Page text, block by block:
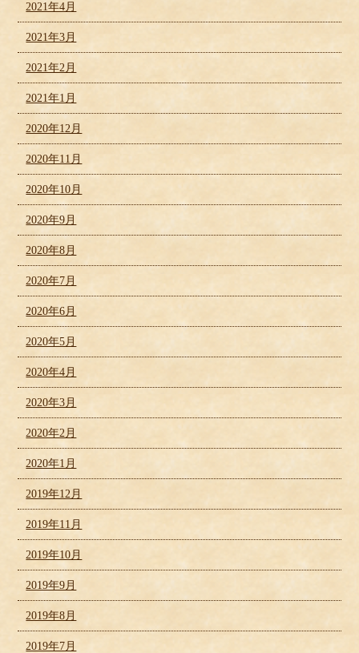
2021年4月
2021年3月
2021年2月
2021年1月
2020年12月
2020年11月
2020年10月
2020年9月
2020年8月
2020年7月
2020年6月
2020年5月
2020年4月
2020年3月
2020年2月
2020年1月
2019年12月
2019年11月
2019年10月
2019年9月
2019年8月
2019年7月